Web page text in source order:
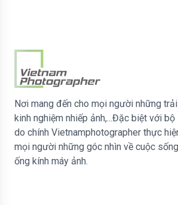
Nơi mang đến cho mọi người những
kinh nghiệm nhiếp ảnh,...Đặc biệt với
do chính Vietnamphotographer thực
mọi người những góc nhìn về cuộc
ống kính máy ảnh.